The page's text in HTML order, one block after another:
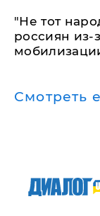
​"Не тот
россиян из-
Смотреть